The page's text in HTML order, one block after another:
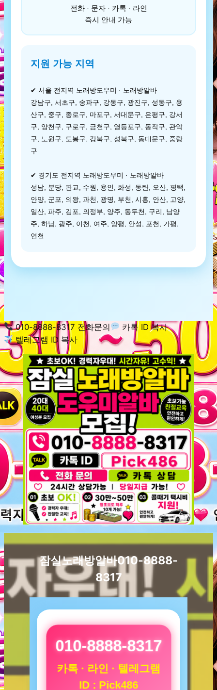
전화 · 문자 · 카톡 · 라인
즉시 안내 가능
지원 가능 지역
✔ 서울 전지역 노래방도우미 · 노래방알바
강남구, 서초구, 송파구, 강동구, 광진구, 성동구, 용
산구, 중구, 종로구, 마포구, 서대문구, 은평구, 강서
구, 양천구, 구로구, 금천구, 영등포구, 동작구, 관악
구, 노원구, 도봉구, 강북구, 성북구, 동대문구, 중랑
구
✔ 경기도 전지역 노래방도우미 · 노래방알바
성남, 분당, 판교, 수원, 용인, 화성, 동탄, 오산, 평택,
안양, 군포, 의왕, 과천, 광명, 부천, 시흥, 안산, 고양,
일산, 파주, 김포, 의정부, 양주, 동두천, 구리, 남양
주, 하남, 광주, 이천, 여주, 양평, 안성, 포천, 가평,
연천
010-8888-8317 전화문의
카톡 ID 복사
텔레그램 ID 복사
잠실노래방알바010-8888-
8317
010-8888-8317
카톡 · 라인 · 텔레그램
ID : Pick486